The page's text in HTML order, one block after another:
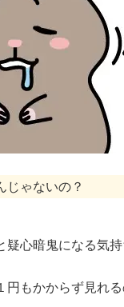
じゃないの？
心暗鬼になる気持
もかからず見れる